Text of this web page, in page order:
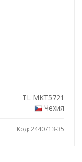
TL MKT5721
Чехия
Код: 2440713-35